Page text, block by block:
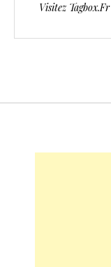
Visitez Tagbox.fr